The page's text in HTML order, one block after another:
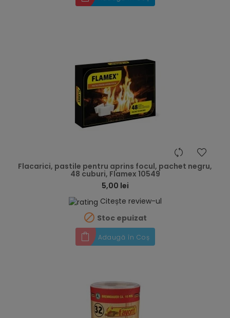
Flacarici, pastile pentru aprins focul, pachet negru,
48 cuburi, Flamex 10549
5,00 lei
Citește review-ul
 Stoc epuizat
Adaugă în Coș